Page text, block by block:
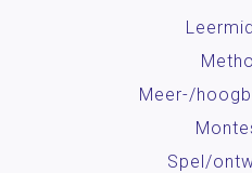
Meer-/
Spel/